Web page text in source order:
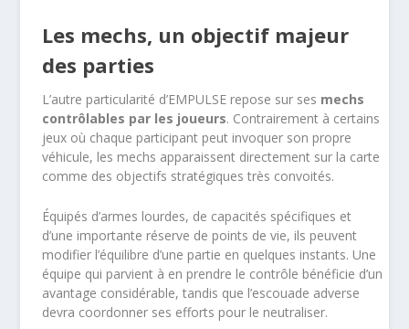
Les mechs, un objectif majeur
des parties
L’autre particularité d’EMPULSE repose sur ses mechs
contrôlables par les joueurs. Contrairement à certains
jeux où chaque participant peut invoquer son propre
véhicule, les mechs apparaissent directement sur la carte
comme des objectifs stratégiques très convoités.
Équipés d’armes lourdes, de capacités spécifiques et
d’une importante réserve de points de vie, ils peuvent
modifier l’équilibre d’une partie en quelques instants. Une
équipe qui parvient à en prendre le contrôle bénéficie d’un
avantage considérable, tandis que l’escouade adverse
devra coordonner ses efforts pour le neutraliser.